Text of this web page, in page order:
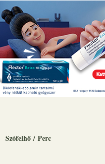
Szófelhő / Perc